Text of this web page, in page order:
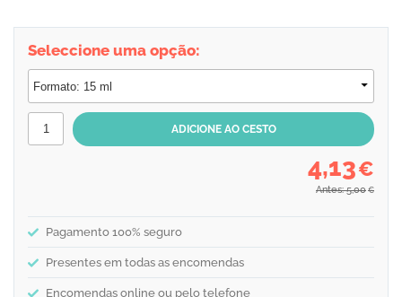
Seleccione uma opção:
4,13€
Antes: 5,00 €
Pagamento 100% seguro
Presentes em todas as encomendas
Encomendas online ou pelo telefone